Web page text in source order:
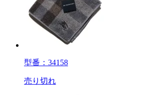
型番：34158
売り切れ